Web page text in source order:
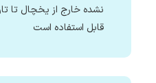
نشده خارج از یخچال تا
قابل استفاده است